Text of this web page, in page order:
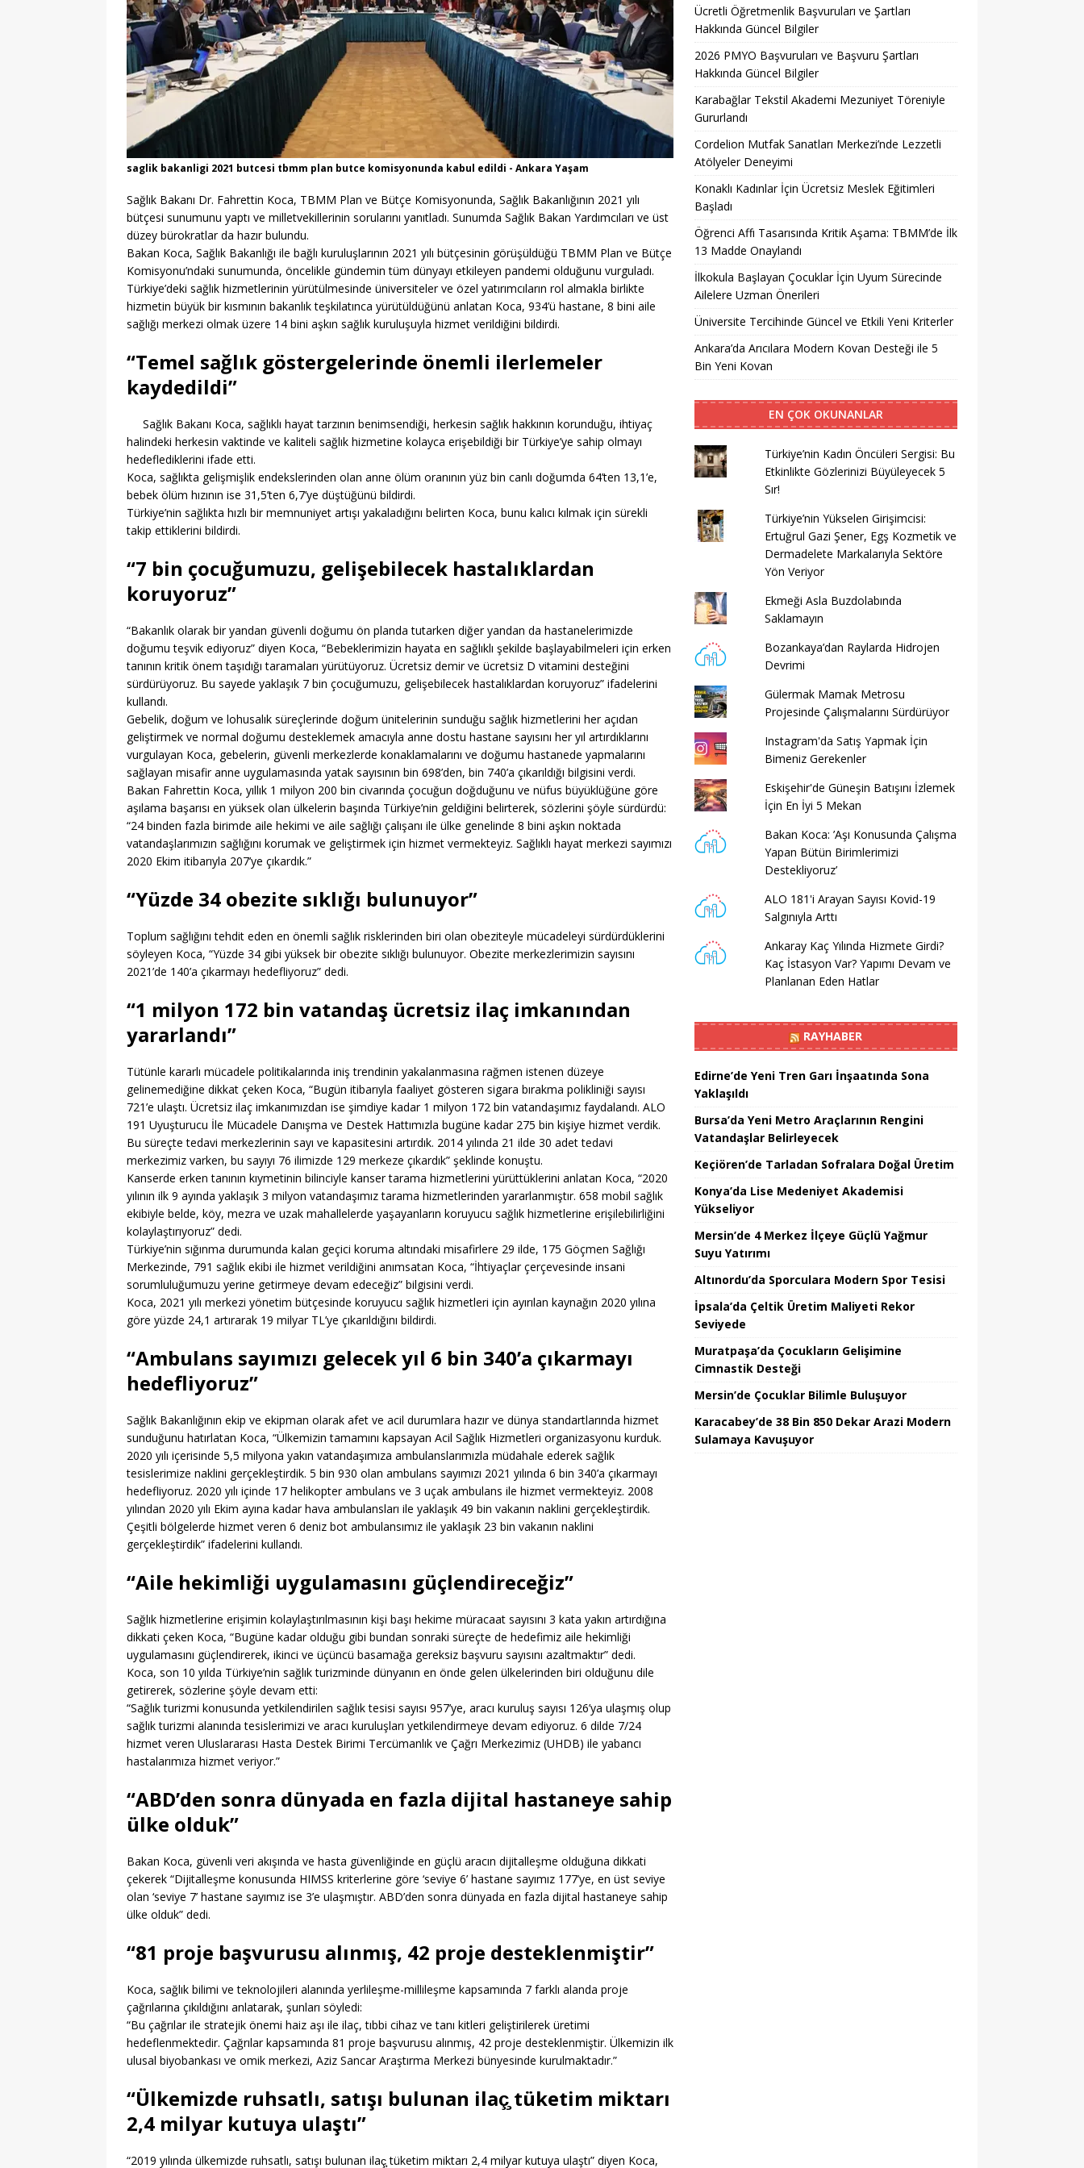
[ 30/07/2026 ] Konaklı Kadınlar İçin Ücretsiz Meslek Eğitimleri Başladı
EĞITIM
[ 30/07/2026 ]
Öğrenci Affı Tasarısında Kritik Aşama: TBMM’de İlk 13 Madde Onaylandı
EĞITIM
[ 30/07/2026 ] İlkokula Başlayan Çocuklar İçin Uyum Sürecinde Ailelere Uzman Önerileri
EĞITIM
[ 30/07/2026 ] Üniversite Tercihinde Güncel ve Etkili Yeni Kriterler
EĞITIM
[ 01/08/2026 ] Yeşil Vadi Arsa Ofisi ile Kırklareli Satılık Arsa ve Edirne Satılık Arsa Yatırım
Fırsatları
GENEL
saglik bakanligi 2021 butcesi tbmm plan butce komisyonunda kabul edildi - Ankara Yaşam
Sağlık Bakanı Dr. Fahrettin Koca, TBMM Plan ve Bütçe Komisyonunda, Sağlık Bakanlığının 2021 yılı
bütçesi sunumunu yaptı ve milletvekillerinin sorularını yanıtladı. Sunumda Sağlık Bakan Yardımcıları ve üst
düzey bürokratlar da hazır bulundu.
Bakan Koca, Sağlık Bakanlığı ile bağlı kuruluşlarının 2021 yılı bütçesinin görüşüldüğü TBMM Plan ve Bütçe
Komisyonu’ndaki sunumunda, öncelikle gündemin tüm dünyayı etkileyen pandemi olduğunu vurguladı.
Türkiye’deki sağlık hizmetlerinin yürütülmesinde üniversiteler ve özel yatırımcıların rol almakla birlikte
hizmetin büyük bir kısmının bakanlık teşkilatınca yürütüldüğünü anlatan Koca, 934’ü hastane, 8 bini aile
sağlığı merkezi olmak üzere 14 bini aşkın sağlık kuruluşuyla hizmet verildiğini bildirdi.
“Temel sağlık göstergelerinde önemli ilerlemeler
kaydedildi”
Sağlık Bakanı Koca, sağlıklı hayat tarzının benimsendiği, herkesin sağlık hakkının korunduğu, ihtiyaç
halindeki herkesin vaktinde ve kaliteli sağlık hizmetine kolayca erişebildiği bir Türkiye’ye sahip olmayı
hedeflediklerini ifade etti.
Koca, sağlıkta gelişmişlik endekslerinden olan anne ölüm oranının yüz bin canlı doğumda 64’ten 13,1’e,
bebek ölüm hızının ise 31,5’ten 6,7’ye düştüğünü bildirdi.
Türkiye’nin sağlıkta hızlı bir memnuniyet artışı yakaladığını belirten Koca, bunu kalıcı kılmak için sürekli
takip ettiklerini bildirdi.
“7 bin çocuğumuzu, gelişebilecek hastalıklardan
koruyoruz”
“Bakanlık olarak bir yandan güvenli doğumu ön planda tutarken diğer yandan da hastanelerimizde
doğumu teşvik ediyoruz” diyen Koca, “Bebeklerimizin hayata en sağlıklı şekilde başlayabilmeleri için erken
tanının kritik önem taşıdığı taramaları yürütüyoruz. Ücretsiz demir ve ücretsiz D vitamini desteğini
sürdürüyoruz. Bu sayede yaklaşık 7 bin çocuğumuzu, gelişebilecek hastalıklardan koruyoruz” ifadelerini
kullandı.
Gebelik, doğum ve lohusalık süreçlerinde doğum ünitelerinin sunduğu sağlık hizmetlerini her açıdan
geliştirmek ve normal doğumu desteklemek amacıyla anne dostu hastane sayısını her yıl artırdıklarını
vurgulayan Koca, gebelerin, güvenli merkezlerde konaklamalarını ve doğumu hastanede yapmalarını
sağlayan misafir anne uygulamasında yatak sayısının bin 698’den, bin 740’a çıkarıldığı bilgisini verdi.
Bakan Fahrettin Koca, yıllık 1 milyon 200 bin civarında çocuğun doğduğunu ve nüfus büyüklüğüne göre
aşılama başarısı en yüksek olan ülkelerin başında Türkiye’nin geldiğini belirterek, sözlerini şöyle sürdürdü:
“24 binden fazla birimde aile hekimi ve aile sağlığı çalışanı ile ülke genelinde 8 bini aşkın noktada
vatandaşlarımızın sağlığını korumak ve geliştirmek için hizmet vermekteyiz. Sağlıklı hayat merkezi sayımızı
2020 Ekim itibarıyla 207’ye çıkardık.”
“Yüzde 34 obezite sıklığı bulunuyor”
Toplum sağlığını tehdit eden en önemli sağlık risklerinden biri olan obeziteyle mücadeleyi sürdürdüklerini
söyleyen Koca, “Yüzde 34 gibi yüksek bir obezite sıklığı bulunuyor. Obezite merkezlerimizin sayısını
2021’de 140’a çıkarmayı hedefliyoruz” dedi.
“1 milyon 172 bin vatandaş ücretsiz ilaç imkanından
yararlandı”
Tütünle kararlı mücadele politikalarında iniş trendinin yakalanmasına rağmen istenen düzeye
gelinemediğine dikkat çeken Koca, “Bugün itibarıyla faaliyet gösteren sigara bırakma polikliniği sayısı
721’e ulaştı. Ücretsiz ilaç imkanımızdan ise şimdiye kadar 1 milyon 172 bin vatandaşımız faydalandı. ALO
191 Uyuşturucu İle Mücadele Danışma ve Destek Hattımızla bugüne kadar 275 bin kişiye hizmet verdik.
Bu süreçte tedavi merkezlerinin sayı ve kapasitesini artırdık. 2014 yılında 21 ilde 30 adet tedavi
merkezimiz varken, bu sayıyı 76 ilimizde 129 merkeze çıkardık” şeklinde konuştu.
Kanserde erken tanının kıymetinin bilinciyle kanser tarama hizmetlerini yürüttüklerini anlatan Koca, “2020
yılının ilk 9 ayında yaklaşık 3 milyon vatandaşımız tarama hizmetlerinden yararlanmıştır. 658 mobil sağlık
ekibiyle belde, köy, mezra ve uzak mahallelerde yaşayanların koruyucu sağlık hizmetlerine erişilebilirliğini
kolaylaştırıyoruz” dedi.
Türkiye’nin sığınma durumunda kalan geçici koruma altındaki misafirlere 29 ilde, 175 Göçmen Sağlığı
Merkezinde, 791 sağlık ekibi ile hizmet verildiğini anımsatan Koca, “İhtiyaçlar çerçevesinde insani
sorumluluğumuzu yerine getirmeye devam edeceğiz” bilgisini verdi.
Koca, 2021 yılı merkezi yönetim bütçesinde koruyucu sağlık hizmetleri için ayırılan kaynağın 2020 yılına
göre yüzde 24,1 artırarak 19 milyar TL’ye çıkarıldığını bildirdi.
“Ambulans sayımızı gelecek yıl 6 bin 340’a çıkarmayı
hedefliyoruz”
Sağlık Bakanlığının ekip ve ekipman olarak afet ve acil durumlara hazır ve dünya standartlarında hizmet
sunduğunu hatırlatan Koca, “Ülkemizin tamamını kapsayan Acil Sağlık Hizmetleri organizasyonu kurduk.
2020 yılı içerisinde 5,5 milyona yakın vatandaşımıza ambulanslarımızla müdahale ederek sağlık
tesislerimize naklini gerçekleştirdik. 5 bin 930 olan ambulans sayımızı 2021 yılında 6 bin 340’a çıkarmayı
hedefliyoruz. 2020 yılı içinde 17 helikopter ambulans ve 3 uçak ambulans ile hizmet vermekteyiz. 2008
yılından 2020 yılı Ekim ayına kadar hava ambulansları ile yaklaşık 49 bin vakanın naklini gerçekleştirdik.
Çeşitli bölgelerde hizmet veren 6 deniz bot ambulansımız ile yaklaşık 23 bin vakanın naklini
gerçekleştirdik” ifadelerini kullandı.
“Aile hekimliği uygulamasını güçlendireceğiz”
Sağlık hizmetlerine erişimin kolaylaştırılmasının kişi başı hekime müracaat sayısını 3 kata yakın artırdığına
dikkati çeken Koca, “Bugüne kadar olduğu gibi bundan sonraki süreçte de hedefimiz aile hekimliği
uygulamasını güçlendirerek, ikinci ve üçüncü basamağa gereksiz başvuru sayısını azaltmaktır” dedi.
Koca, son 10 yılda Türkiye’nin sağlık turizminde dünyanın en önde gelen ülkelerinden biri olduğunu dile
getirerek, sözlerine şöyle devam etti:
“Sağlık turizmi konusunda yetkilendirilen sağlık tesisi sayısı 957’ye, aracı kuruluş sayısı 126’ya ulaşmış olup
sağlık turizmi alanında tesislerimizi ve aracı kuruluşları yetkilendirmeye devam ediyoruz. 6 dilde 7/24
hizmet veren Uluslararası Hasta Destek Birimi Tercümanlık ve Çağrı Merkezimiz (UHDB) ile yabancı
hastalarımıza hizmet veriyor.”
“ABD’den sonra dünyada en fazla dijital hastaneye sahip
ülke olduk”
Bakan Koca, güvenli veri akışında ve hasta güvenliğinde en güçlü aracın dijitalleşme olduğuna dikkati
çekerek “Dijitalleşme konusunda HIMSS kriterlerine göre ‘seviye 6’ hastane sayımız 177’ye, en üst seviye
olan ‘seviye 7’ hastane sayımız ise 3’e ulaşmıştır. ABD’den sonra dünyada en fazla dijital hastaneye sahip
ülke olduk” dedi.
“81 proje başvurusu alınmış, 42 proje desteklenmiştir”
Koca, sağlık bilimi ve teknolojileri alanında yerlileşme-millileşme kapsamında 7 farklı alanda proje
çağrılarına çıkıldığını anlatarak, şunları söyledi:
“Bu çağrılar ile stratejik önemi haiz aşı ile ilaç, tıbbi cihaz ve tanı kitleri geliştirilerek üretimi
hedeflenmektedir. Çağrılar kapsamında 81 proje başvurusu alınmış, 42 proje desteklenmiştir. Ülkemizin ilk
ulusal biyobankası ve omik merkezi, Aziz Sancar Araştırma Merkezi bünyesinde kurulmaktadır.”
“Ülkemizde ruhsatlı, satışı bulunan ilaç̧ tüketim miktarı
2,4 milyar kutuya ulaştı”
“2019 yılında ülkemizde ruhsatlı, satışı bulunan ilaç̧ tüketim miktarı 2,4 milyar kutuya ulaştı” diyen Koca,
Ücretli Öğretmenlik Başvuruları ve Şartları
Hakkında Güncel Bilgiler
2026 PMYO Başvuruları ve Başvuru Şartları
Hakkında Güncel Bilgiler
Karabağlar Tekstil Akademi Mezuniyet Töreniyle
Gururlandı
Cordelion Mutfak Sanatları Merkezi’nde Lezzetli
Atölyeler Deneyimi
Konaklı Kadınlar İçin Ücretsiz Meslek Eğitimleri
Başladı
Öğrenci Affı Tasarısında Kritik Aşama: TBMM’de İlk
13 Madde Onaylandı
İlkokula Başlayan Çocuklar İçin Uyum Sürecinde
Ailelere Uzman Önerileri
Üniversite Tercihinde Güncel ve Etkili Yeni Kriterler
Ankara’da Arıcılara Modern Kovan Desteği ile 5
Bin Yeni Kovan
EN ÇOK OKUNANLAR
Türkiye’nin Kadın Öncüleri Sergisi: Bu
Etkinlikte Gözlerinizi Büyüleyecek 5
Sır!
Türkiye’nin Yükselen Girişimcisi:
Ertuğrul Gazi Şener, Egş Kozmetik ve
Dermadelete Markalarıyla Sektöre
Yön Veriyor
Ekmeği Asla Buzdolabında
Saklamayın
Bozankaya’dan Raylarda Hidrojen
Devrimi
Gülermak Mamak Metrosu
Projesinde Çalışmalarını Sürdürüyor
Instagram'da Satış Yapmak İçin
Bimeniz Gerekenler
Eskişehir'de Güneşin Batışını İzlemek
İçin En İyi 5 Mekan
Bakan Koca: ’Aşı Konusunda Çalışma
Yapan Bütün Birimlerimizi
Destekliyoruz’
ALO 181'i Arayan Sayısı Kovid-19
Salgınıyla Arttı
Ankaray Kaç Yılında Hizmete Girdi?
Kaç İstasyon Var? Yapımı Devam ve
Planlanan Eden Hatlar
RAYHABER
Edirne’de Yeni Tren Garı İnşaatında Sona
Yaklaşıldı
Bursa’da Yeni Metro Araçlarının Rengini
Vatandaşlar Belirleyecek
Keçiören’de Tarladan Sofralara Doğal Üretim
Konya’da Lise Medeniyet Akademisi
Yükseliyor
Mersin’de 4 Merkez İlçeye Güçlü Yağmur
Suyu Yatırımı
Altınordu’da Sporculara Modern Spor Tesisi
İpsala’da Çeltik Üretim Maliyeti Rekor
Seviyede
Muratpaşa’da Çocukların Gelişimine
Cimnastik Desteği
Mersin’de Çocuklar Bilimle Buluşuyor
Karacabey’de 38 Bin 850 Dekar Arazi Modern
Sulamaya Kavuşuyor